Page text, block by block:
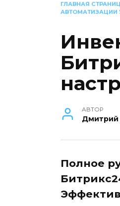
ГЛАВНАЯ
АВТОМАТИЗАЦИИ
АВТОР
Дмитрий
Полное